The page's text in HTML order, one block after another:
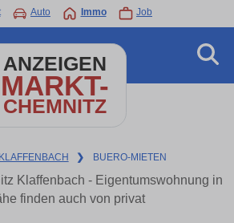
Auto Immo Job
ANZEIGEN
MARKT-
CHEMNITZ
KLAFFENBACH ❯ BUERO-MIETEN
Klaffenbach - Eigentumswohnung in
finden auch von privat